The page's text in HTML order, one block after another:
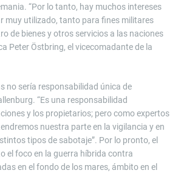
“Por lo tanto, hay muchos intereses
muy utilizado, tanto para fines militares
de bienes y otros servicios a las naciones
Peter Östbring, el vicecomadante de la
no sería responsabilidad única de
“Es una responsabilidad
y los propietarios; pero como expertos
nuestra parte en la vigilancia y en
tipos de sabotaje”. Por lo pronto, el
el foco en la guerra híbrida contra
en el fondo de los mares, ámbito en el